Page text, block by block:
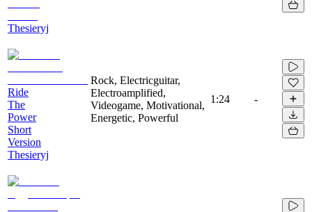
Thesieryj
Ride
The
Power
Short
Version
Thesieryj
Rock, Electricguitar,
Electroamplified,
Videogame, Motivational,
Energetic, Powerful
1:24 -